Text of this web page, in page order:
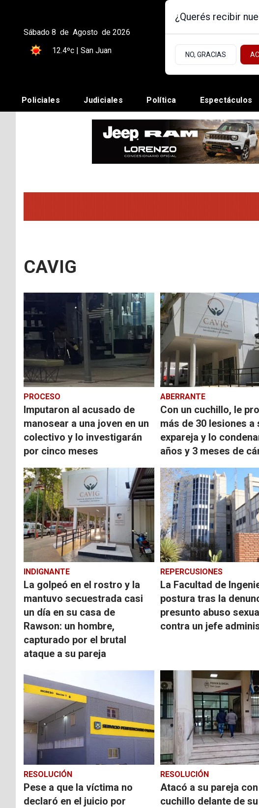
Sábado 8 de Agosto de 2026
12.4ºc | San Juan
Policiales Judiciales Política Espectáculos
CAVIG
PROCESO
Imputaron al acusado de
manosear a una joven en un
colectivo y lo investigarán
por cinco meses
ABERRANTE
Con un cuchillo, le
más de 30 lesiones a
expareja y lo
años y 3 meses de
INDIGNANTE
La golpeó en el rostro y la
mantuvo secuestrada casi
un día en su casa de
Rawson: un hombre,
capturado por el brutal
ataque a su pareja
REPERCUSIONES
La Facultad de
postura tras la
presunto abuso
contra un jefe
RESOLUCIÓN
Pese a que la víctima no
declaró en el juicio por
RESOLUCIÓN
Atacó a su pareja
cuchillo delante de
¿Querés recibir
NO, GRACIAS